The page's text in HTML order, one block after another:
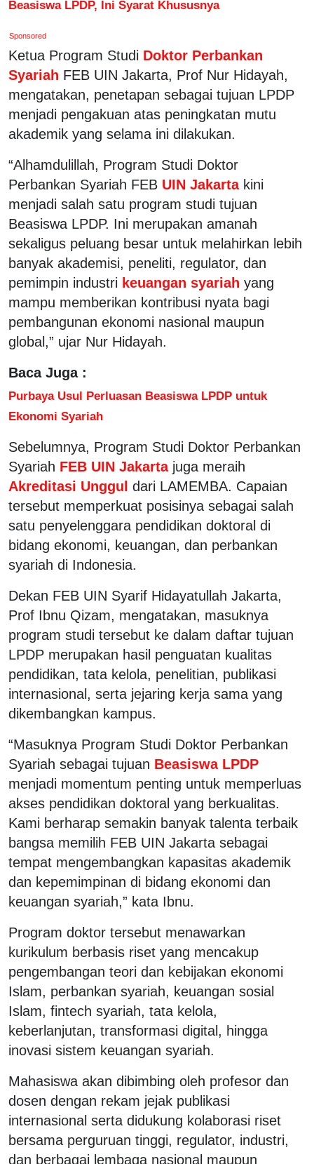
Beasiswa LPDP, Ini Syarat Khususnya
Sponsored
Ketua Program Studi Doktor Perbankan
Syariah FEB UIN Jakarta, Prof Nur Hidayah,
mengatakan, penetapan sebagai tujuan LPDP
menjadi pengakuan atas peningkatan mutu
akademik yang selama ini dilakukan.
“Alhamdulillah, Program Studi Doktor
Perbankan Syariah FEB UIN Jakarta kini
menjadi salah satu program studi tujuan
Beasiswa LPDP. Ini merupakan amanah
sekaligus peluang besar untuk melahirkan lebih
banyak akademisi, peneliti, regulator, dan
pemimpin industri keuangan syariah yang
mampu memberikan kontribusi nyata bagi
pembangunan ekonomi nasional maupun
global,” ujar Nur Hidayah.
Baca Juga :
Purbaya Usul Perluasan Beasiswa LPDP untuk
Ekonomi Syariah
Sebelumnya, Program Studi Doktor Perbankan
Syariah FEB UIN Jakarta juga meraih
Akreditasi Unggul dari LAMEMBA. Capaian
tersebut memperkuat posisinya sebagai salah
satu penyelenggara pendidikan doktoral di
bidang ekonomi, keuangan, dan perbankan
syariah di Indonesia.
Dekan FEB UIN Syarif Hidayatullah Jakarta,
Prof Ibnu Qizam, mengatakan, masuknya
program studi tersebut ke dalam daftar tujuan
LPDP merupakan hasil penguatan kualitas
pendidikan, tata kelola, penelitian, publikasi
internasional, serta jejaring kerja sama yang
dikembangkan kampus.
“Masuknya Program Studi Doktor Perbankan
Syariah sebagai tujuan Beasiswa LPDP
menjadi momentum penting untuk memperluas
akses pendidikan doktoral yang berkualitas.
Kami berharap semakin banyak talenta terbaik
bangsa memilih FEB UIN Jakarta sebagai
tempat mengembangkan kapasitas akademik
dan kepemimpinan di bidang ekonomi dan
keuangan syariah,” kata Ibnu.
Program doktor tersebut menawarkan
kurikulum berbasis riset yang mencakup
pengembangan teori dan kebijakan ekonomi
Islam, perbankan syariah, keuangan sosial
Islam, fintech syariah, tata kelola,
keberlanjutan, transformasi digital, hingga
inovasi sistem keuangan syariah.
Mahasiswa akan dibimbing oleh profesor dan
dosen dengan rekam jejak publikasi
internasional serta didukung kolaborasi riset
bersama perguruan tinggi, regulator, industri,
dan berbagai lembaga nasional maupun